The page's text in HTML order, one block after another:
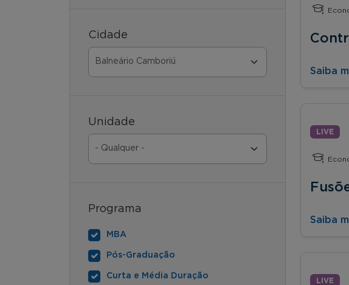
Cidade
Unidade
Programa
MBA
Pós-Graduação
Curta e Média Duração
Saiba
LIVE
Saiba
LIVE